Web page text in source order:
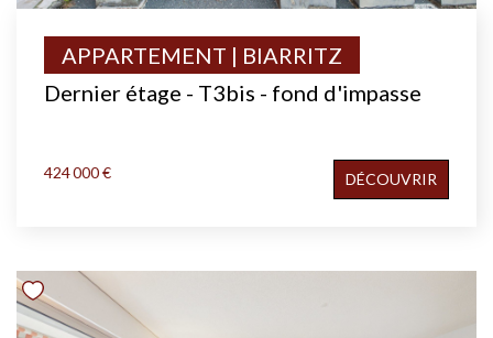
Dernier étage - T3bis - fond d'impasse
APPARTEMENT | BIARRITZ
424 000 € DÉCOUVRIR